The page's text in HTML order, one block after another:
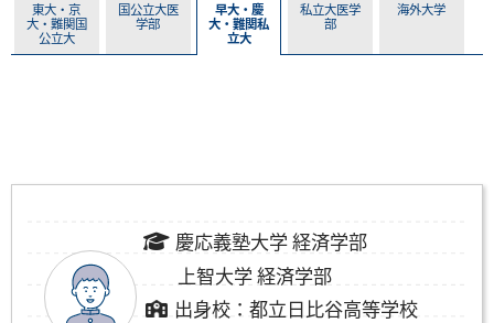
東大・京
大・難関国
公立大
国公立大医
学部
早大・慶
大・難関私
立大
私立大医学
部
海外大学
慶応義塾大学 経済学部
上智大学 経済学部
出身校：都立日比谷高等学校